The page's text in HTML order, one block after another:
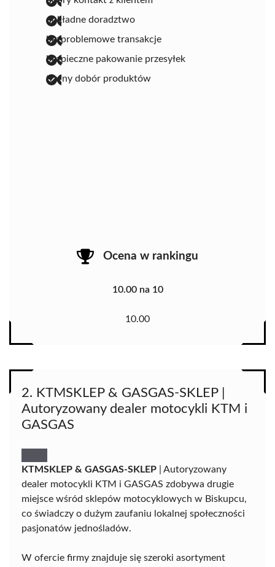
dokładne doradztwo
bezproblemowe transakcje
bezpieczne pakowanie przesyłek
trafny dobór produktów
Ocena w rankingu
10.00 na 10
10.00
2. KTMSKLEP & GASGAS-SKLEP |
Autoryzowany dealer motocykli KTM i
GASGAS
KTMSKLEP & GASGAS-SKLEP | Autoryzowany
dealer motocykli KTM i GASGAS zdobywa drugie
miejsce wśród sklepów motocyklowych w Biskupcu,
co świadczy o dużym zaufaniu lokalnej społeczności
pasjonatów jednośladów.
W ofercie firmy znajduje się szeroki asortyment